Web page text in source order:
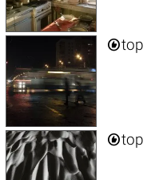
top
top